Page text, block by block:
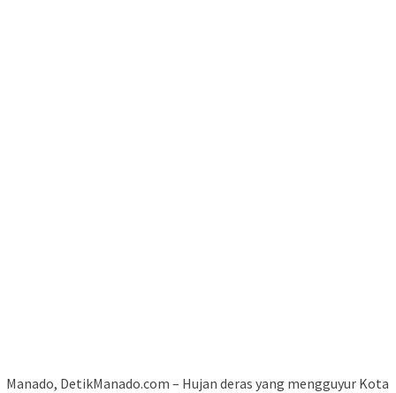
Manado, DetikManado.com – Hujan deras yang mengguyur Kota